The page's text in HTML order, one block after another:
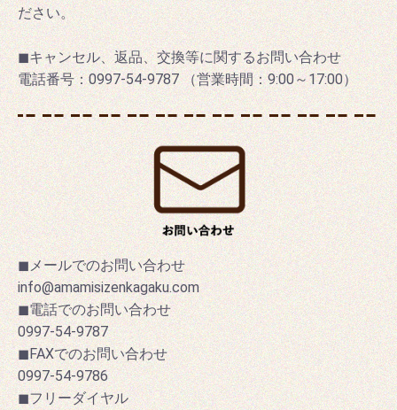
ださい。
◼キャンセル、返品、交換等に関するお問い合わせ
電話番号：0997-54-9787 （営業時間：9:00～17:00）
◼メールでのお問い合わせ
info@amamisizenkagaku.com
◼電話でのお問い合わせ
0997-54-9787
◼FAXでのお問い合わせ
0997-54-9786
◼フリーダイヤル